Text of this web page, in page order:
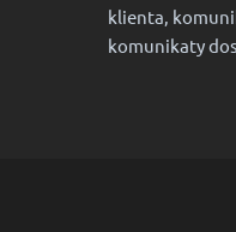
klienta,
komunikaty